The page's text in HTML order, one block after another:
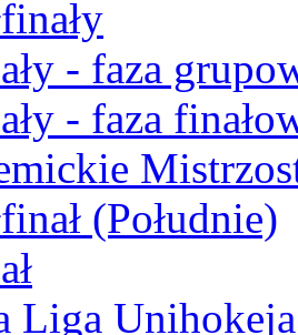
- faza
- faza
(Południe)
Liga Unihokeja